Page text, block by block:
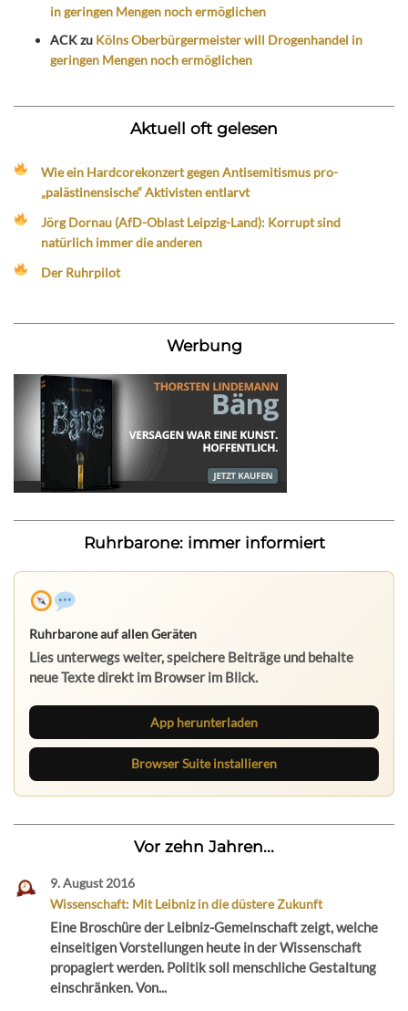
in geringen Mengen noch ermöglichen
ACKzu Kölns Oberbürgermeister will Drogenhandel in
geringen Mengen noch ermöglichen
Aktuell oft gelesen
Wie ein Hardcorekonzert gegen Antisemitismus pro-
„palästinensische“ Aktivisten entlarvt
Jörg Dornau (AfD-Oblast Leipzig-Land): Korrupt sind
natürlich immer die anderen
Der Ruhrpilot
Werbung
Ruhrbarone: immer informiert
Ruhrbarone auf allen Geräten
Lies unterwegs weiter, speichere Beiträge und behalte
neue Texte direkt im Browser im Blick.
App herunterladen
Browser Suite installieren
Vor zehn Jahren...
9. August 2016
Wissenschaft: Mit Leibniz in die düstere Zukunft
Eine Broschüre der Leibniz-Gemeinschaft zeigt, welche
einseitigen Vorstellungen heute in der Wissenschaft
propagiert werden. Politik soll menschliche Gestaltung
einschränken. Von...